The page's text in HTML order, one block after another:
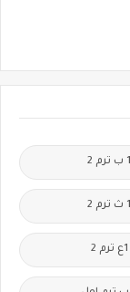
1 ب ترم 2
1 ث ترم 2
1ع ترم 2